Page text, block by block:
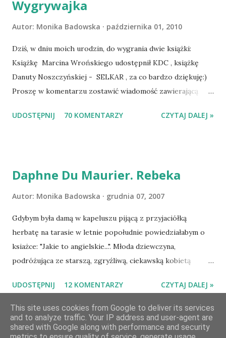
Wygrywajka
Autor: Monika Badowska października 01, 2010
Dziś, w dniu moich urodzin, do wygrania dwie książki:
Książkę Marcina Wrońskiego udostępnił KDC , książkę
Danuty Noszczyńskiej - SELKAR , za co bardzo dziękuję:)
Proszę w komentarzu zostawić wiadomość zawierającą
Losowanie odbędzie się w niedzielę o 8:00. Zapraszam
UDOSTĘPNIJ 70 KOMENTARZY CZYTAJ DALEJ »
Daphne Du Maurier. Rebeka
Autor: Monika Badowska grudnia 07, 2007
Gdybym była damą w kapeluszu pijącą z przyjaciółką
herbatę na tarasie w letnie popołudnie powiedziałabym o
ksiażce: "Jakie to angielskie...". Młoda dziewczyna,
podróżująca ze starszą, zgryźliwą, ciekawską kobietą
de Wintera, właściciela uroczej posiadłości Manderley,
owdowiałego przed niespełna rokiem. Gdy starsza pani
choruje, Maxim zaczyna opiekować się dziewczyną, a w
dniu, w którym obie panie zamierzaja opuścić Monte Carlo,
UDOSTĘPNIJ 12 KOMENTARZY CZYTAJ DALEJ »
This site uses cookies from Google to deliver its services
and to analyze traffic. Your IP address and user-agent are
shared with Google along with performance and security